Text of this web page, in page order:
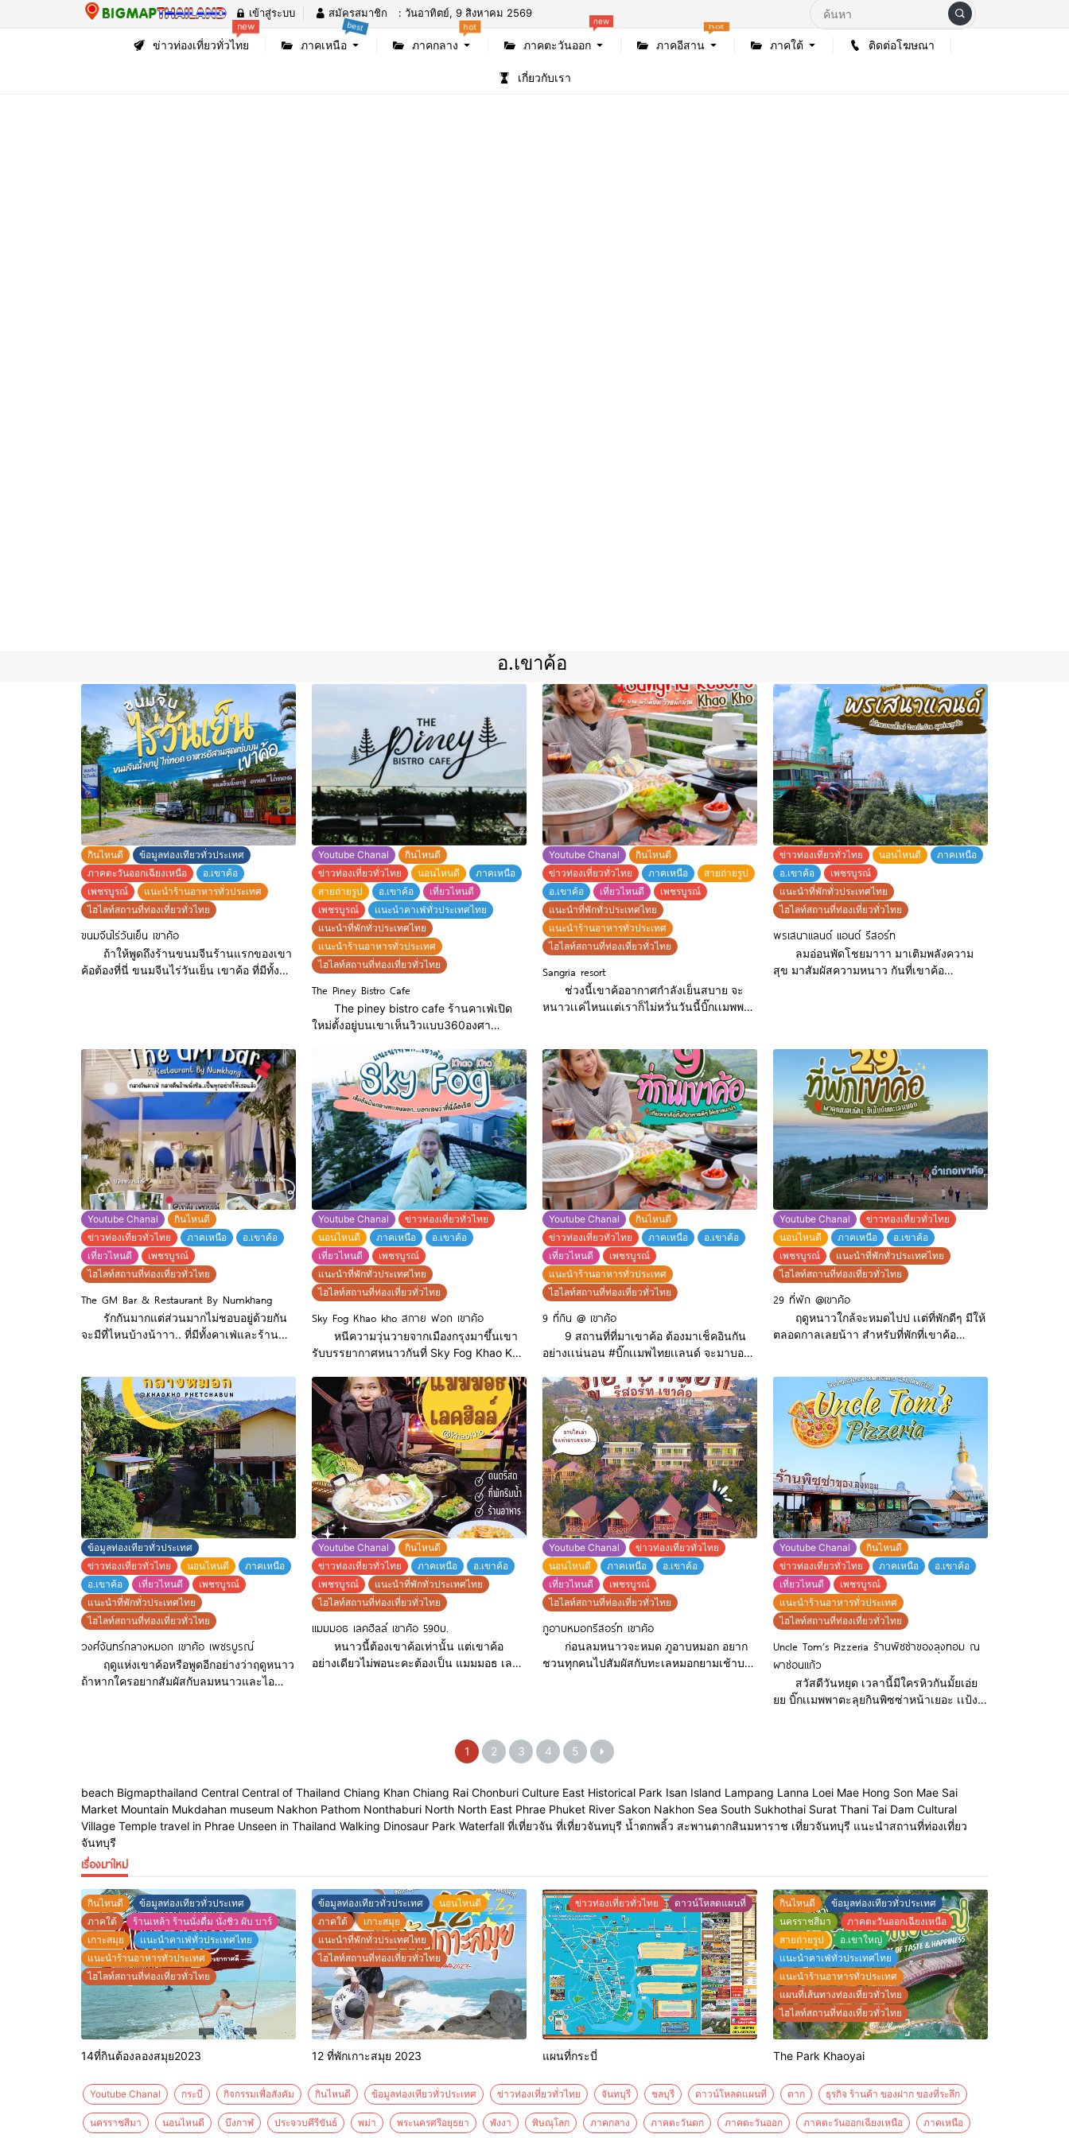
เข้าสู่ระบบ สมัครสมาชิก : วันอาทิตย์, 9 สิงหาคม 2569
ข่าวท่องเที่ยวทั่วไทย
new
ภาคเหนือ
best
ภาคกลาง
hot
ภาคตะวันออก
new
ภาคอีสาน
hot
ภาคใต้ ติดต่อโฆษณา
เกี่ยวกับเรา
อ.เขาค้อ
กินไหนดี
ข้อมูลท่องเทียวทั่วประเทศ
ภาคตะวันออกเฉียงเหนือ
อ.เขาค้อ
เพชรบูรณ์
แนะนำร้านอาหารทั่วประเทศ
ไฮไลท์สถานที่ท่องเที่ยวทั่วไทย
ขนมจีนไร่วันเย็น เขาค้อ
ถ้าให้พูดถึงร้านขนมจีนร้านแรกของเขา
ค้อต้องที่นี่ ขนมจีนไร่วันเย็น เขาค้อ ที่มีทั้ง
หนึ่งเมนูยอดฮิตของทางร้าน กรอบๆหอมๆ
กลิ่นสมุนไพร และเมนูต้มผัดแกงทอดอีก
มากมาย รับรองมาเเล้ว สั่งหมดไม่สนลูกใคร
กันเลยทีเดียว ----------------------
Youtube Chanal
กินไหนดี
ข่าวท่องเที่ยวทั่วไทย
นอนไหนดี
ภาคเหนือ
สายถ่ายรูป
อ.เขาค้อ
เที่ยวไหนดี
เพชรบูรณ์
เเนะนำคาเฟ่ทั่วประเทศไทย
แนะนำที่พักทั่วประเทศไทย
แนะนำร้านอาหารทั่วประเทศ
ไฮไลท์สถานที่ท่องเที่ยวทั่วไทย
The Piney Bistro Cafe
The piney bistro cafe ร้านคาเฟ่เปิด
ใหม่ตั้งอยู่บนเขาเห็นวิวแบบ360องศา
เครื่องดื่มและของหวานหลากหลาย เช่น มอค
ค่าปั่น ชาเขียวลาเต้ Chocolate Mint เป็นต้น
นอกจากนี้ยังมีอาหารรสเลิศถูกปากแน่นอน
สไตล์ฝรั่ง เช่น ขาหมูเยอรมัน สเต็กหมูพอร์
คชอพ พล่าซัลมอน และอีกมากมาย ที่สำคัญ
ไฮไลต์ของทางร้านคือบริเวณระเบียง เห็นวิว
ด้านหลังวัดพระธาต
Youtube Chanal
กินไหนดี
ข่าวท่องเที่ยวทั่วไทย
ภาคเหนือ
สายถ่ายรูป
อ.เขาค้อ
เที่ยวไหนดี
เพชรบูรณ์
แนะนำที่พักทั่วประเทศไทย
แนะนำร้านอาหารทั่วประเทศ
ไฮไลท์สถานที่ท่องเที่ยวทั่วไทย
Sangria resort
ช่วงนี้เขาค้ออากาศกำลังเย็นสบาย จะ
หนาวเเค่ไหนเเต่เราก็ไม่หวั่นวันนี้บิ๊กเเมพพา
นอกจากจะเป็นที่พักที่ไว้สำหรับพักผ่อนหย่อน
ใจ พักกายเเล้ว ยังเป็นคาเฟ่ที่มีที่ถ่ายรูปหลาก
หลายมุมให้เลือกถ่ายตามใจเลยก็ว่าได้
บรรยากาศดี มีอ่างกุชชี่ให้เเช่นอนชม
บรรยากาศรอบๆ มีบุฟเฟ่ต์สุดพรีเมี่ยม เนื้อวัว
นุ่ม เนื้อหมูอร่อย น้ำจิ้มรสเด็ด
ข่าวท่องเที่ยวทั่วไทย นอนไหนดี
ภาคเหนือ
อ.เขาค้อ
เพชรบูรณ์
แนะนำที่พักทั่วประเทศไทย
ไฮไลท์สถานที่ท่องเที่ยวทั่วไทย
พรเสนาแลนด์ แอนด์ รีสอร์ท
ลมอ่อนพัดโชยมาาา มาเติมพลังความ
สุข มาสัมผัสความหนาว กันที่เขาค้อ
เป็นอย่างมาก วันหยุดใกล้เข้ามาเเล้ว อยาก
มากันเป็นครอบครัวเเสนอบอุ่น กับแฟนที่รู้ใจ
หรือจะเป็นกับเพื่อนที่สนิทสนมกันมานาน ก็
มีเเต่ความสนุก Happy เเละอบอุ่นอย่างเเน่
นอน พร
Youtube Chanal
กินไหนดี
ข่าวท่องเที่ยวทั่วไทย
ภาคเหนือ
อ.เขาค้อ
เที่ยวไหนดี
เพชรบูรณ์
ไฮไลท์สถานที่ท่องเที่ยวทั่วไทย
The GM Bar & Restaurant By Numkhang
รักกันมากแต่ส่วนมากไม่ชอบอยู่ด้วยกัน
จะมีที่ไหนบ้างน้าาา.. ที่มีทั้งคาเฟ่และร้าน
𝐍𝐮𝐦𝐤𝐡𝐚𝐧𝐠 ใครกำลังมองหาร้านคาเฟ่สไตล์มิ
นิมอล มินิใจ โทนขาวสบายตา มุมถ่ายรูปฟิล
เหมือนอยู่เมืองนอกเข้ากับอากาศหนาวลม
เย็นๆ มีเครื่องดื่มหลากหลายเอาใจสาวๆสุดๆ
ส่วนกลางคืนทางร้านก็ไม่พลาดจัดร้านนั่งชิล
ชมบรรยากาศยามค่ำคืน จะเลือกเป็นทาน
Youtube Chanal
ข่าวท่องเที่ยวทั่วไทย
นอนไหนดี
ภาคเหนือ
อ.เขาค้อ
เที่ยวไหนดี
เพชรบูรณ์
แนะนำที่พักทั่วประเทศไทย
ไฮไลท์สถานที่ท่องเที่ยวทั่วไทย
Sky Fog Khao kho สกาย ฟอก เขาค้อ
หนีความวุ่นวายจากเมืองกรุงมาขึ้นเขา
รับบรรยากาศหนาวกันที่ Sky Fog Khao Kho
ใครยังอยากเที่ยวอยากพักผ่อนกันต่อมั้ยเอ่ยย
บิ๊กเเมพชวนขึ้นเขาค้อทั้งทีก็ต้องมีที่พักดีๆ
บริการดีมาเเนะนำอยู่เเล้ว ที่นี่เป็นที่พักโดม
ขนาดใหญ่ รอบๆเป็นภูเขาสีเขียวชะอุ่ม มี
พื้นที่ให้นั่งกินหมูกะทะร้อนๆพร้อมจิบไวน์เบาๆ
ให้ช่วงยามเย็น เเละพร้อมชมพระอาทิตย์ที่
กำลังจะตกดินอย่า
Youtube Chanal
กินไหนดี
ข่าวท่องเที่ยวทั่วไทย
ภาคเหนือ
อ.เขาค้อ
เที่ยวไหนดี
เพชรบูรณ์
แนะนำร้านอาหารทั่วประเทศ
ไฮไลท์สถานที่ท่องเที่ยวทั่วไทย
9 ที่กิน @ เขาค้อ
9 สถานที่ที่มาเขาค้อ ต้องมาเช็คอินกัน
อย่างเเน่นอน #บิ๊กเเมพไทยเเลนด์ จะมาบอก
ต้องไปลองด้วยตัวเองซักครั้งจริงๆ อร่อย
ถูกปากคนไทยอย่างเราๆแน่นอน จะเป็น
อาหารของหวานหรือคาเฟ่สไตล์ไหนๆ เรา
รวบรวมมาให้ทุกท่านได้ตัดสินใจเลือกความ
ฟินตามความชอบได้เลยนะค้าา ฝากติดตาม
พวกเราได้ที่ Youtube :
https://youtube.com/@bigmapthailandchannel
Line : https://lin.ee
Youtube Chanal
ข่าวท่องเที่ยวทั่วไทย
นอนไหนดี
ภาคเหนือ
อ.เขาค้อ
เพชรบูรณ์
แนะนำที่พักทั่วประเทศไทย
ไฮไลท์สถานที่ท่องเที่ยวทั่วไทย
29 ที่พัก @เขาค้อ
ฤดูหนาวใกล้จะหมดไปป เเต่ที่พักดีๆ มีให้
ตลอดกาลเลยน้าา สำหรับที่พักที่เขาค้อ
เลิศ บริการดีทุกระดับ มีสไตล์การตกเเต่งที่ไม่
เหมือนใคร เเละไม่มีใครเหมือนอย่างเเน่นอน
มาไว้ในที่โพสนี้เเล้วค่าา เพื่อนๆคนไหนอยาก
มาเขาค้อเเต่ติดกลัวหาที่พักไม่ได้ ไม่ทราบ
ราคาหรืออยากเห็น ข้อมูลเพิ่มเติมบิ๊กเเมพได้
รวมรวบไว้ที่นี่เเล้ว เเต่ถ้าใคร
ข้อมูลท่องเทียวทั่วประเทศ
ข่าวท่องเที่ยวทั่วไทย
นอนไหนดี
ภาคเหนือ
อ.เขาค้อ
เที่ยวไหนดี
เพชรบูรณ์
แนะนำที่พักทั่วประเทศไทย
ไฮไลท์สถานที่ท่องเที่ยวทั่วไทย
วงศ์จันทร์กลางหมอก เขาค้อ เพชรบูรณ์
ฤดูแห่งเขาค้อหรือพูดอีกอย่างว่าฤดูหนาว
ถ้าหากใครอยากสัมผัสกับลมหนาวและไอ
ตัวเราบวกกับแสงแดดยามเช้าที่ชวนฟินไป
ตามๆกัน มีบริการ ห้องพัก แอร์ ทีวี เครื่องทำน้
Youtube Chanal
กินไหนดี
ข่าวท่องเที่ยวทั่วไทย
ภาคเหนือ
อ.เขาค้อ
เพชรบูรณ์
แนะนำที่พักทั่วประเทศไทย
ไฮไลท์สถานที่ท่องเที่ยวทั่วไทย
แมมมอธ เลคฮิลล์ เขาค้อ 590บ.
หนาวนี้ต้องเขาค้อเท่านั้น แต่เขาค้อ
อย่างเดียวไม่พอนะคะต้องเป็น แมมมอธ เลคฮิ
เขา แค่เปิดประตูออก ไปก็เจอทะเลหมอกอยู่
ตรงหน้าหรือจะเป็นแบบกระโจมก็ได้อีกฟิลค่ะ
เตาปิ้งย่าง และมีขนมปัง กาแฟ โอ
Youtube Chanal
ข่าวท่องเที่ยวทั่วไทย
นอนไหนดี
ภาคเหนือ
อ.เขาค้อ
เที่ยวไหนดี
เพชรบูรณ์
ไฮไลท์สถานที่ท่องเที่ยวทั่วไทย
ภูอาบหมอกรีสอร์ท เขาค้อ
ก่อนลมหนาวจะหมด ภูอาบหมอก อยาก
ชวนทุกคนไปสัมผัสกับทะเลหมอกยามเช้าบวก
ห้องหลากหลายสไตล์ให้เลือก จะนอนคู่ นอน
หมู่หรือนอนเต๊นท์และมีอาหารเช้าให้กับทุก
อยากจะทานหมูกระทะก็มีบริการนะคะ หรือ
ใครกำลังม
Youtube Chanal
กินไหนดี
ข่าวท่องเที่ยวทั่วไทย
ภาคเหนือ
อ.เขาค้อ
เที่ยวไหนดี
เพชรบูรณ์
แนะนำร้านอาหารทั่วประเทศ
ไฮไลท์สถานที่ท่องเที่ยวทั่วไทย
Uncle Tom’s Pizzeria ร้านพิซซ่าของลุงทอม ณ
ผาซ่อนแก้ว
สวัสดีวันหยุด เวลานี้มีใครหิวกันมั้ยเอ่ย
ยย บิ๊กเเมพพาตะลุยกินพิซซ่าหน้าเยอะ เเป้ง
เขาค้อ อยู่หลังองค์พระพุทธรูป 5 พระองค์ ค่า
าา ร้านชื่อ พิซซ่าของลุงทอม วันนี้วันหยุดถือ
โอกาสพาคนที่เร
1 2 3 4 5
beach Bigmapthailand Central Central of Thailand Chiang Khan Chiang Rai Chonburi Culture East Historical Park Isan Island Lampang Lanna Loei Mae Hong Son Mae Sai
Market Mountain Mukdahan museum Nakhon Pathom Nonthaburi North North East Phrae Phuket River Sakon Nakhon Sea South Sukhothai Surat Thani Tai Dam Cultural
Village Temple travel in Phrae Unseen in Thailand Walking Dinosaur Park Waterfall ที่เที่ยวจัน ที่เที่ยวจันทบุรี น้ำตกพลิ้ว สะพานตากสินมหาราช เที่ยวจันทบุรี แนะนำสถานที่ท่องเที่ยว
จันทบุรี
เรื่องมาใหม่
กินไหนดี
ข้อมูลท่องเทียวทั่วประเทศ
ภาคใต้
ร้านเหล้า ร้านนั่งดื่ม นั่งชิว ผับ บาร์
เกาะสมุย
เเนะนำคาเฟ่ทั่วประเทศไทย
แนะนำร้านอาหารทั่วประเทศ
ไฮไลท์สถานที่ท่องเที่ยวทั่วไทย
14ที่กินต้องลองสมุย2023
ข้อมูลท่องเทียวทั่วประเทศ
นอนไหนดี
ภาคใต้
เกาะสมุย
แนะนำที่พักทั่วประเทศไทย
ไฮไลท์สถานที่ท่องเที่ยวทั่วไทย
12 ที่พักเกาะสมุย 2023
ข่าวท่องเที่ยวทั่วไทย ดาวน์โหลดแผนที่
แผนที่กระบี่
กินไหนดี
ข้อมูลท่องเทียวทั่วประเทศ
นครราชสีมา
ภาคตะวันออกเฉียงเหนือ
สายถ่ายรูป
อ.เขาใหญ่
เเนะนำคาเฟ่ทั่วประเทศไทย
แนะนำร้านอาหารทั่วประเทศ
แผนที่เส้นทางท่องเที่ยวทั่วไทย
ไฮไลท์สถานที่ท่องเที่ยวทั่วไทย
The Park Khaoyai
Youtube Chanal กระบี่ กิจกรรมเพื่อสังคัม กินไหนดี ข้อมูลท่องเทียวทั่วประเทศ ข่าวท่องเที่ยวทั่วไทย จันทบุรี ชลบุรี ดาวน์โหลดแผนที่ ตาก ธุรกิจ ร้านค้า ของฝาก ของที่ระลึก
นครราชสีมา นอนไหนดี บึงกาฬ ประจวบคีรีขันธ์ พม่า พระนครศรีอยุธยา พังงา พิษณุโลก ภาคกลาง ภาคตะวันตก ภาคตะวันออก ภาคตะวันออกเฉียงเหนือ ภาคเหนือ